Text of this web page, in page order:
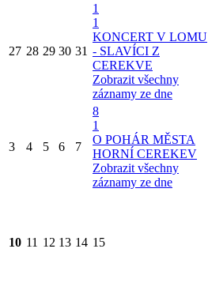
27 28 29 30 31
1
1
KONCERT V LOMU
- SLAVÍCI Z
CEREKVE
Zobrazit všechny
záznamy ze dne
3 4 5 6 7
8
1
O POHÁR MĚSTA
HORNÍ CEREKEV
Zobrazit všechny
záznamy ze dne
10 11 12 13 14 15